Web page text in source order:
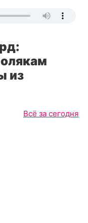
из
Всё за сегодня